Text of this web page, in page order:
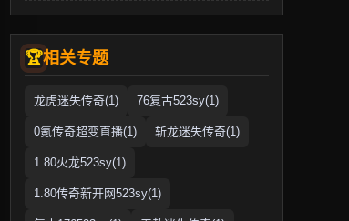
相关专题
龙虎迷失传奇(1) 76复古523sy(1)
0氪传奇超变直播(1) 斩龙迷失传奇(1)
1.80火龙523sy(1)
1.80传奇新开网523sy(1)